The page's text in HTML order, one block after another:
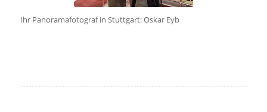
Ihr Panoramafotograf in Stuttgart: Oskar Eyb